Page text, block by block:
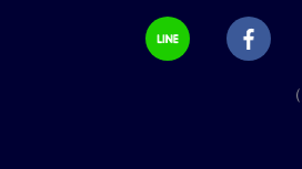
（